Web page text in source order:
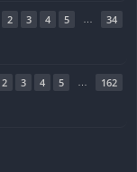
2 3 4 5 34
2 3 4 5 162